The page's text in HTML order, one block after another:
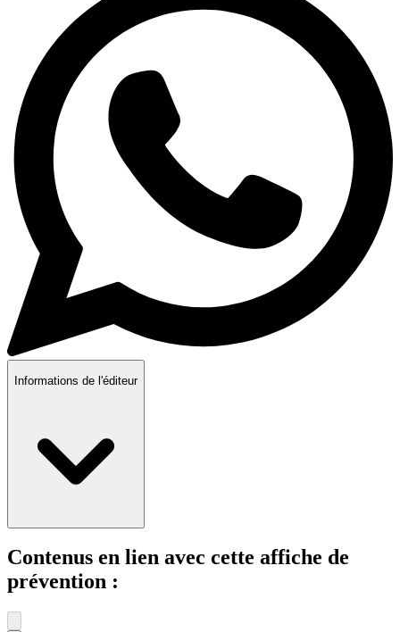
Informations de l'éditeur
Contenus en lien avec cette affiche de
prévention :